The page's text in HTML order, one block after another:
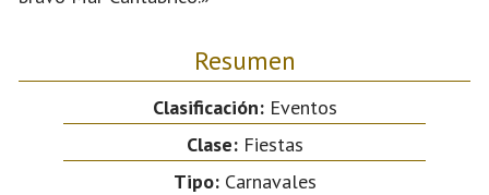
Resumen
Clasificación:Eventos
Clase:Fiestas
Tipo:Carnavales